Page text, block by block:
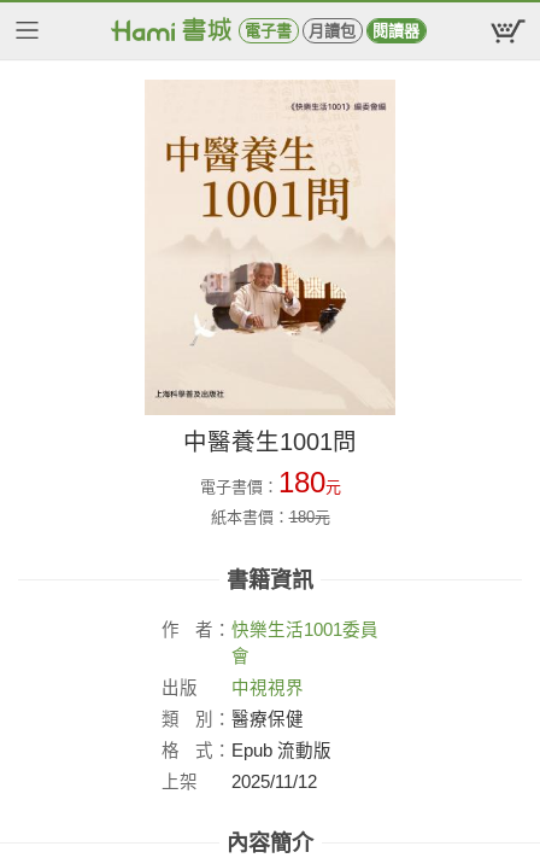
電子書 月讀包 閱讀器
中醫養生1001問
電子書價： 180元
紙本書價：180元
書籍資訊
作 者： 快樂生活1001委員
會
出版
社：
中視視界
類
別： 醫療保健
格
式： Epub 流動版
上架
2025/11/12
內容簡介